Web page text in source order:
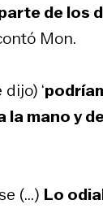
de los
Mon.
‘
la mano y
(...) Lo